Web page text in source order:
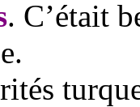
. C’était